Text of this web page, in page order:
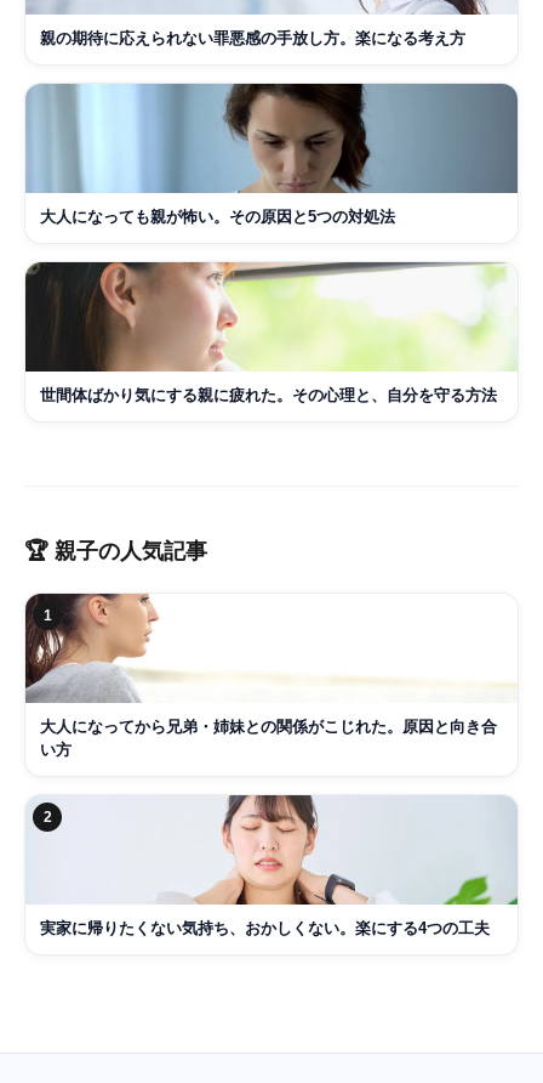
親の期待に応えられない罪悪感の手放し方。楽になる考え方
大人になっても親が怖い。その原因と5つの対処法
世間体ばかり気にする親に疲れた。その心理と、自分を守る方法
🏆 親子の人気記事
1
大人になってから兄弟・姉妹との関係がこじれた。原因と向き合
い方
2
実家に帰りたくない気持ち、おかしくない。楽にする4つの工夫